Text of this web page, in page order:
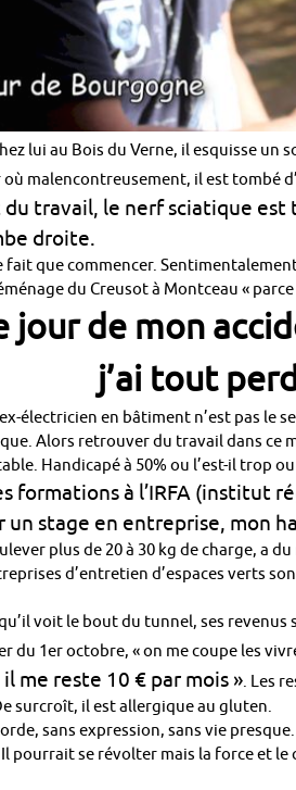
lui au Bois du Verne, il esquisse un
malencontreusement, il est tombé
travail, le nerf sciatique
droite.
fait que commencer.
du Creusot à Montceau «
jour de mon
j’ai tout
électricien en bâtiment n’est pas le
Alors retrouver du travail dans ce
Handicapé à 50% ou l’est-il trop
formations à l’IRFA (institut
stage en entreprise, mon
plus de 20 à 30 kg de charge, a
d’entretien d’espaces verts
voit le bout du tunnel, ses
1er octobre, « on me coupe les
me reste 10 € par mois ». Les
surcroît, il est allergique au gluten.
sans expression, sans vie
pourrait se révolter mais la force et